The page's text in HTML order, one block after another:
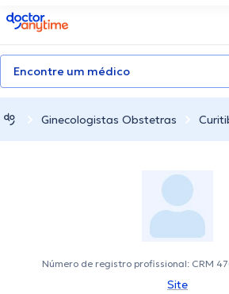
doctoranytime
Encontre um médico
Ginecologistas Obstetras
Número de registro profissional: CRM
Site